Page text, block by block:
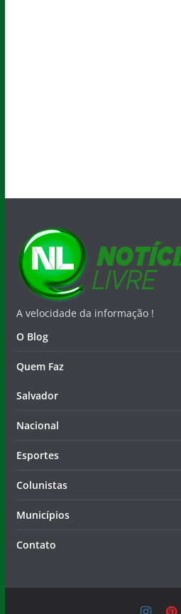
A velocidade da informação !
O Blog
Quem Faz
Salvador
Nacional
Esportes
Colunistas
Municípios
Contato
reservados.